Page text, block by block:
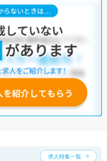
求人特集一覧